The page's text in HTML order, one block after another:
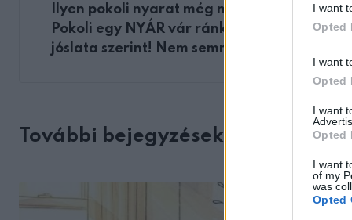
I want
Opted
I want
Opted
I want
Opted
I want
of my
was
Opted
Ilyen pokoli nyarat még nem láttunk!
Pokoli egy NYÁR vár ránk Nostradamus
jóslata szerint! Nem semmi, ami kiderült
További bejegyzések